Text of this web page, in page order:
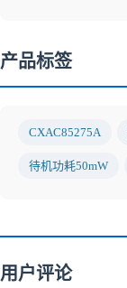
产品标签
CXAC85275A
待机功耗50mW
用户评论